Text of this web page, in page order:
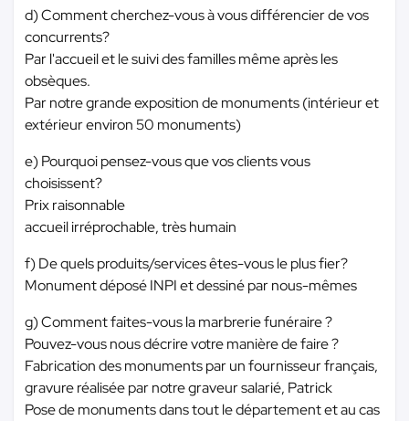
d) Comment cherchez-vous à vous différencier de vos
concurrents?
Par l'accueil et le suivi des familles même après les
obsèques.
Par notre grande exposition de monuments (intérieur et
extérieur environ 50 monuments)
e) Pourquoi pensez-vous que vos clients vous
choisissent?
Prix raisonnable
accueil irréprochable, très humain
f) De quels produits/services êtes-vous le plus fier?
Monument déposé INPI et dessiné par nous-mêmes
g) Comment faites-vous la marbrerie funéraire ?
Pouvez-vous nous décrire votre manière de faire ?
Fabrication des monuments par un fournisseur français,
gravure réalisée par notre graveur salarié, Patrick
Pose de monuments dans tout le département et au cas